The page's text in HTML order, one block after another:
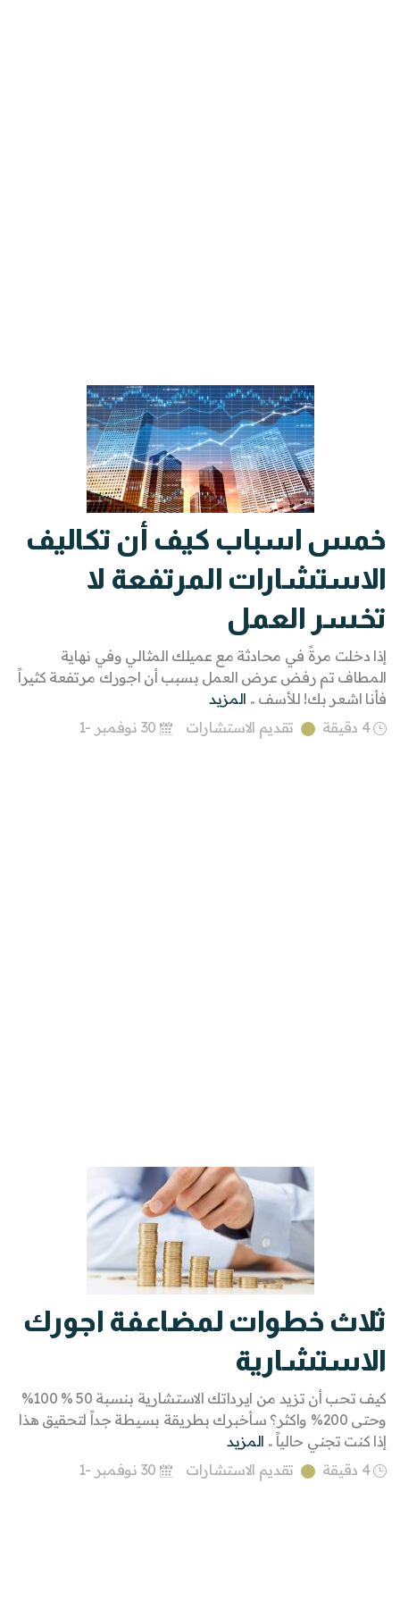
خمس اسباب كيف أن تكاليف
الاستشارات المرتفعة لا
تخسر العمل
إذا دخلت مرةً في محادثة مع عميلك المثالي وفي نهاية
المطاف تم رفض عرض العمل بسبب أن اجورك مرتفعة كثيراً
فأنا اشعر بك! للأسف .. المزيد
4 دقيقة
تقديم الاستشارات
ثلاث خطوات لمضاعفة اجورك
الاستشارية
كيف تحب أن تزيد من ايرداتك الاستشارية بنسبة 50 % 100%
وحتى 200% واكثر؟ سأخبرك بطريقة بسيطة جداً لتحقيق هذا
إذا كنت تجني حالياً .. المزيد
4 دقيقة
تقديم الاستشارات